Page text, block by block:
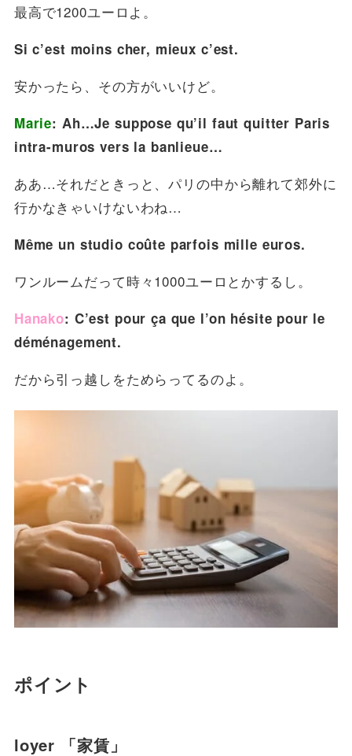
最高で1200ユーロよ。
Si c’est moins cher, mieux c’est.
安かったら、その方がいいけど。
Marie: Ah…Je suppose qu’il faut quitter Paris
intra-muros vers la banlieue…
ああ…それだときっと、パリの中から離れて郊外に
行かなきゃいけないわね…
Même un studio coûte parfois mille euros.
ワンルームだって時々1000ユーロとかするし。
Hanako: C’est pour ça que l’on hésite pour le
déménagement.
だから引っ越しをためらってるのよ。
ポイント
loyer 「家賃」